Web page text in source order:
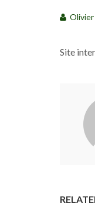
Olivier
Site